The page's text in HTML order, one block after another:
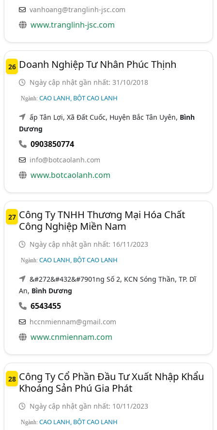
vanhoang@tranglinh-jsc.com
www.tranglinh-jsc.com
26 Doanh Nghiệp Tư Nhân Phúc Thịnh
Ngày cập nhật gần nhất: 31/10/2018
Ngành:CAO LANH, BỘT CAO LANH
ấp Tân Lợi, Xã Đất Cuốc, Huyện Bắc Tân Uyên, Bình
Dương
0903850774
info@botcaolanh.com
www.botcaolanh.com
27 Công Ty TNHH Thương Mại Hóa Chất
Công Nghiệp Miền Nam
Ngày cập nhật gần nhất: 16/11/2023
Ngành:CAO LANH, BỘT CAO LANH
&#272&#432&#7901ng Số 2, KCN Sóng Thần, TP. Dĩ
An, Bình Dương
6543455
hccnmiennam@gmail.com
www.cnmiennam.com
28 Công Ty Cổ Phần Đầu Tư Xuất Nhập Khẩu
Khoáng Sản Phú Gia Phát
Ngày cập nhật gần nhất: 10/11/2023
Ngành:CAO LANH, BỘT CAO LANH